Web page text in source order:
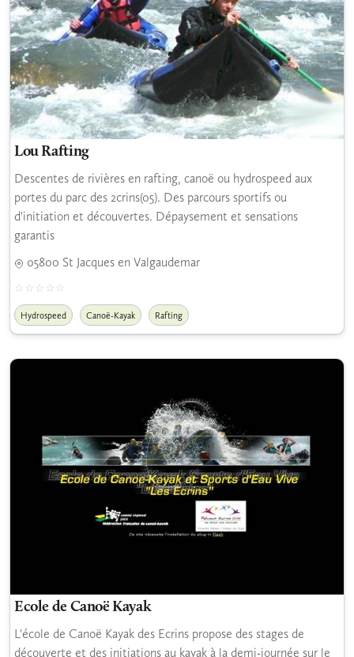
Lou Rafting
Descentes de rivières en rafting, canoë ou hydrospeed aux
portes du parc des 2crins(05). Des parcours sportifs ou
d'initiation et découvertes. Dépaysement et sensations
garantis
05800 St Jacques en Valgaudemar
Hydrospeed Canoë-Kayak Rafting
Ecole de Canoë Kayak
L'école de Canoë Kayak des Ecrins propose des stages de
découverte et des initiations au kayak à la demi-journée sur le